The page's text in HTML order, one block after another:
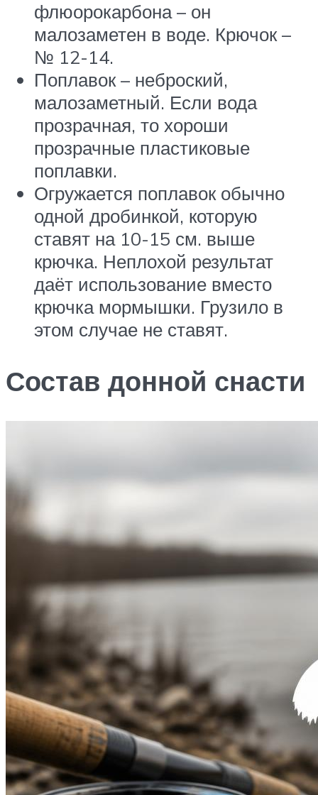
флюорокарбона – он
малозаметен в воде. Крючок –
№ 12-14.
Поплавок – неброский,
малозаметный. Если вода
прозрачная, то хороши
прозрачные пластиковые
поплавки.
Огружается поплавок обычно
одной дробинкой, которую
ставят на 10-15 см. выше
крючка. Неплохой результат
даёт использование вместо
крючка мормышки. Грузило в
этом случае не ставят.
Состав донной снасти